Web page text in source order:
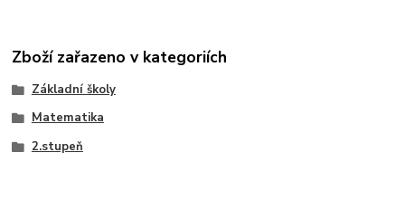
Zboží zařazeno v kategoriích
Základní školy
Matematika
2.stupeň